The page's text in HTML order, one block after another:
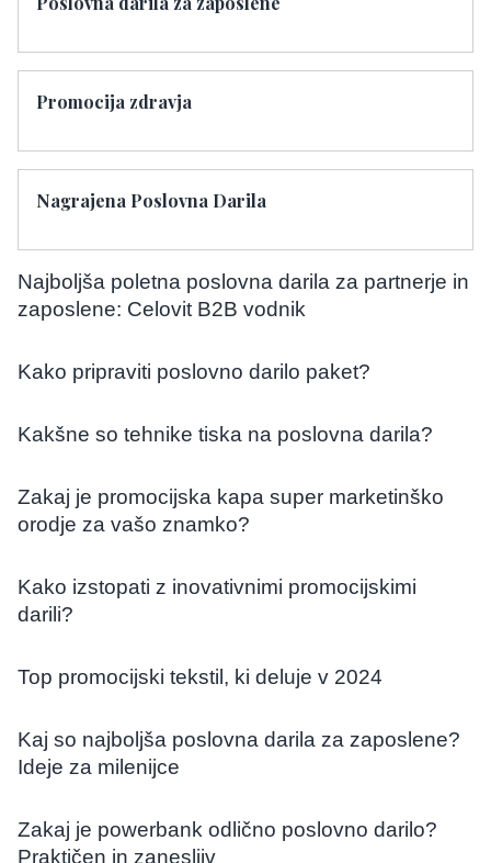
Promocija zdravja
Nagrajena Poslovna Darila
Najboljša poletna poslovna darila za partnerje in
zaposlene: Celovit B2B vodnik
Kako pripraviti poslovno darilo paket?
Kakšne so tehnike tiska na poslovna darila?
Zakaj je promocijska kapa super marketinško
orodje za vašo znamko?
Kako izstopati z inovativnimi promocijskimi
darili?
Top promocijski tekstil, ki deluje v 2024
Kaj so najboljša poslovna darila za zaposlene?
Ideje za milenijce
Zakaj je powerbank odlično poslovno darilo?
Praktičen in zanesljiv